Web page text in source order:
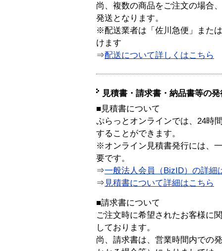
尚、複数の商品をご注文の場合
発送となります。
※配送業者は「佐川急便」また
けます
⇒配送について詳しくはこちら
見積書・請求書・納品書等の
■見積書について
ぷらっとオンラインでは、24時
することができます。
※オンライン見積書発行には、
要です。
⇒一般法人会員（BizID）の詳細
⇒ 見積書について詳細はこちら
■請求書について
ご注文時に希望されたお客様に
しております。
尚、請求書は、営業時間内での